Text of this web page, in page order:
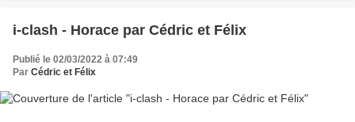
i-clash - Horace par Cédric et Félix
Publié le 02/03/2022 à 07:49
Par Cédric et Félix